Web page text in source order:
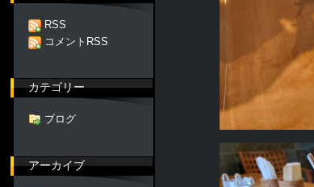
RSS
コメントRSS
カテゴリー
ブログ
アーカイブ